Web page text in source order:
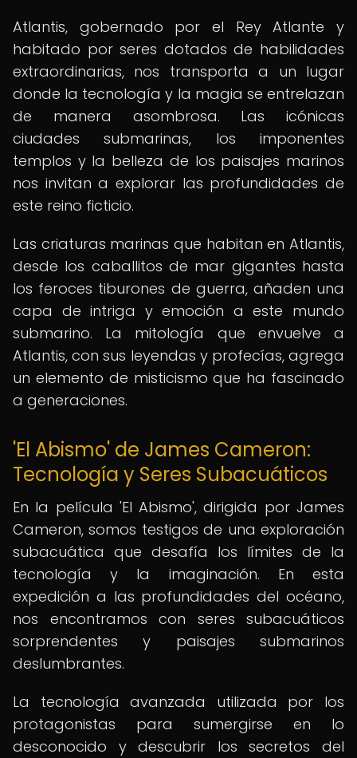
Atlantis, gobernado por el Rey Atlante y
habitado por seres dotados de habilidades
extraordinarias, nos transporta a un lugar
donde la tecnología y la magia se entrelazan
de manera asombrosa. Las icónicas
ciudades submarinas, los imponentes
templos y la belleza de los paisajes marinos
nos invitan a explorar las profundidades de
este reino ficticio.
Las criaturas marinas que habitan en Atlantis,
desde los caballitos de mar gigantes hasta
los feroces tiburones de guerra, añaden una
capa de intriga y emoción a este mundo
submarino. La mitología que envuelve a
Atlantis, con sus leyendas y profecías, agrega
un elemento de misticismo que ha fascinado
a generaciones.
'El Abismo' de James Cameron:
Tecnología y Seres Subacuáticos
En la película 'El Abismo', dirigida por James
Cameron, somos testigos de una exploración
subacuática que desafía los límites de la
tecnología y la imaginación. En esta
expedición a las profundidades del océano,
nos encontramos con seres subacuáticos
sorprendentes y paisajes submarinos
deslumbrantes.
La tecnología avanzada utilizada por los
protagonistas para sumergirse en lo
desconocido y descubrir los secretos del